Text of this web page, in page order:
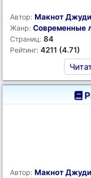
Автор: Макнот
Жанр: Современные
Страниц: 84
Рейтинг: 4211 (4.71)
Автор: Макнот